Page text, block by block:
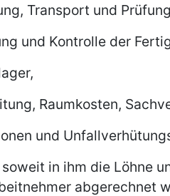
Transport und
und Kontrolle der
Raumkosten,
und
in ihm die Löhne
abgerechnet